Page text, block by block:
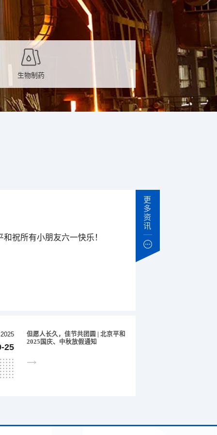
生物制药
更
多
资
讯
祝所有小朋友六一快乐！
2025
25
但愿人长久，佳节共团圆 | 北京平和
2025国庆、中秋放假通知